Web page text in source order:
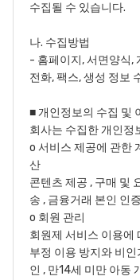
수집될 수 있습니다.
나. 수집방법
- 홈페이지, 서면양식,
전화, 팩스, 생성 정보
■ 개인정보의 수집 및
회사는 수집한 개인정
o 서비스 제공에 관한
산
콘텐츠 제공 , 구매 및
송 , 금융거래 본인 인
o 회원 관리
회원제 서비스 이용에
부정 이용 방지와 비
인 , 만14세 미만 아동